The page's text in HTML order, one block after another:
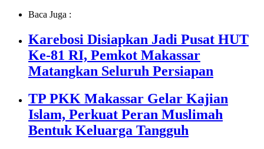
Baca Juga :
Karebosi Disiapkan Jadi Pusat HUT
Ke-81 RI, Pemkot Makassar
Matangkan Seluruh Persiapan
TP PKK Makassar Gelar Kajian
Islam, Perkuat Peran Muslimah
Bentuk Keluarga Tangguh